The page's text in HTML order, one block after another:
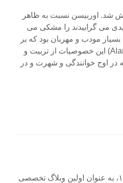
شد. اوربیسن نسبت به ظاهر
می گراییدند را مشکی می
مودب و مهربان بود که بر
اساس نوشته های بیوگرافر اوربیسن: آلن کلایسون (Alan Clayson) این خصوصیات از تربیت و
اوج خوانندگی و شهرت و در
مجله آنلاین «گفتگوی هارمونیک» در سال ۱۳۸۲، به عنوان اولین وبلاگ تخصصی